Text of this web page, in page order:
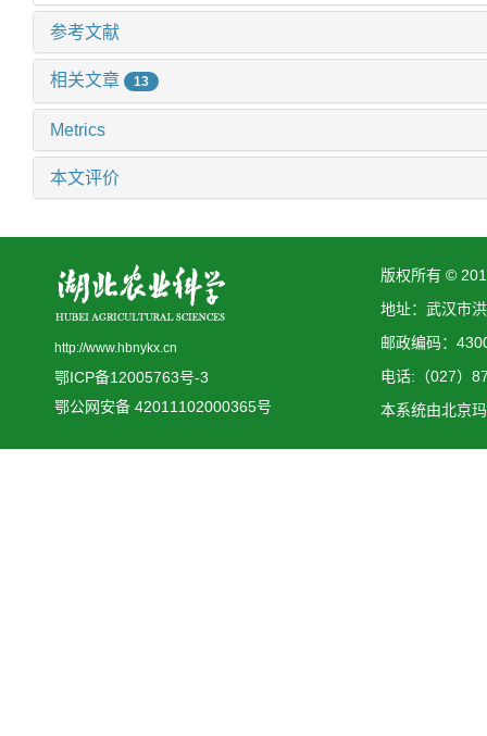
参考文献
相关文章 13
Metrics
本文评价
http://www.hbnykx.cn
鄂ICP备12005763号-3
鄂公网安备 42011102000365号
版权所有 ©
地址：武汉市
邮政编码：
电话:（027）
本系统由北京